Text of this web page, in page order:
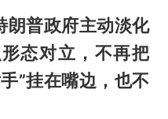
朗普政府主动淡化
态对立，不再把
”挂在嘴边，也不